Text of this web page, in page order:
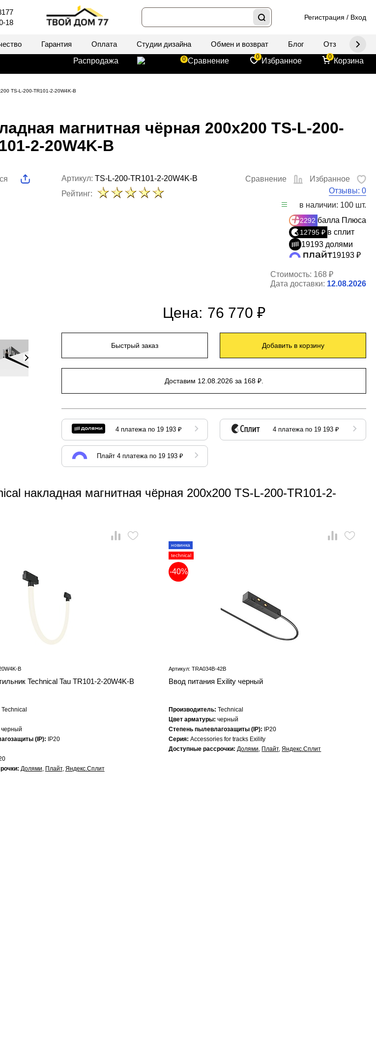
18
Регистрация / Вход
Гарантия Оплата Студии дизайна Обмен и возврат Блог Отзывы
Распродажа
0 Сравнение 0 Избранное 0 Корзина
TS-L-200-TR101-2-20W4K-B
магнитная чёрная 200x200 TS-L-200-
2-20W4K-B
Артикул: TS-L-200-TR101-2-20W4K-B Сравнение
Избранное
Рейтинг:
Отзывы: 0
в наличии: 100 шт.
2292 балла Плюса
12795 ₽ в сплит
19193 долями
19193 ₽
Стоимость: 168 ₽
Дата доставки: 12.08.2026
Цена: 76 770 ₽
Быстрый заказ Добавить в корзину
Доставим 12.08.2026 за 168 ₽.
4 платежа по 19 193 ₽ 4 платежа по 19 193 ₽
Плайт 4 платежа по 19 193 ₽
накладная магнитная чёрная 200x200 TS-L-200-TR101-2-
B
Technical Tau TR101-2-20W4K-B
Technical
черный
(IP):
IP20
Долями, Плайт, Яндекс.Сплит
новинка
technical
-40%
Артикул: TRA034B-42B
Ввод питания Exility черный
Производитель:Technical
Цвет арматуры:черный
Степень пылевлагозащиты (IP):
IP20
Серия:Accessories for tracks Exility
Доступные рассрочки:Долями, Плайт,Яндекс.Сплит